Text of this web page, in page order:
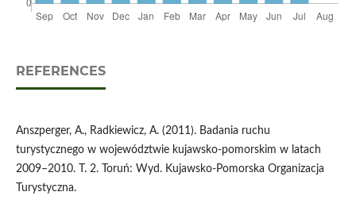
REFERENCES
Anszperger, A., Radkiewicz, A. (2011). Badania ruchu
turystycznego w województwie kujawsko-pomorskim w latach
2009–2010. T. 2. Toruń: Wyd. Kujawsko-Pomorska Organizacja
Turystyczna.